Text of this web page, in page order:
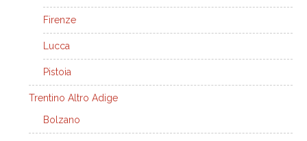
Firenze
Lucca
Pistoia
Trentino Altro Adige
Bolzano